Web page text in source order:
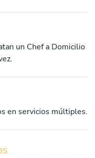
un Chef a Domicilio
en servicios múltiples.